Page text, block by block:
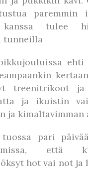
paremmin
tulee
tunneilla
ehti
treenitrikoot
ja ikuistin
ja kimaltavimman
pari
että
hot vai not ja